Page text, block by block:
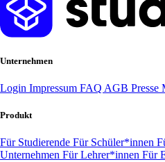
Unternehmen
Login Impressum FAQ AGB Presse
Produkt
Für Studierende Für Schüler*innen
Unternehmen Für Lehrer*innen Für